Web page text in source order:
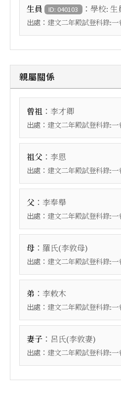
生員 ID: 040103 ： 學校: 生
出處： 建文二年殿試登科錄:一
親屬關係
曾祖 ： 李才卿
出處： 建文二年殿試登科錄:一
祖父 ： 李恩
出處： 建文二年殿試登科錄:一
父 ： 李奉舉
出處： 建文二年殿試登科錄:一
母 ： 羅氏(李敦母)
出處： 建文二年殿試登科錄:一
弟 ： 李敕木
出處： 建文二年殿試登科錄:一
妻子 ： 呂氏(李敦妻)
出處： 建文二年殿試登科錄:一